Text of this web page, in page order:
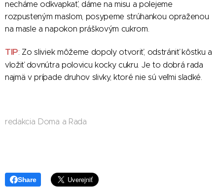
necháme odkvapkať, dáme na misu a polejeme
rozpusteným maslom, posypeme strúhankou opraženou
na masle a napokon práškovým cukrom.
TIP: Zo sliviek môžeme dopoly otvoriť, odstrániť kôstku a
vložiť dovnútra polovicu kocky cukru. Je to dobrá rada
najmä v prípade druhov slivky, ktoré nie sú veľmi sladké.
redakcia Doma a Rada
Share